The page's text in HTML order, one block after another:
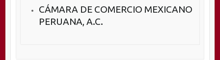
CÁMARA DE COMERCIO MEXICANO
PERUANA, A.C.